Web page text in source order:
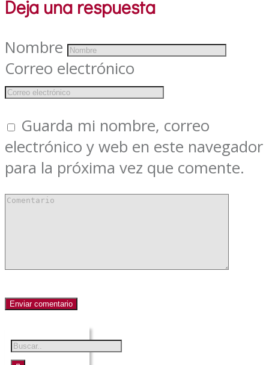
Deja una respuesta
Nombre
Correo electrónico
Guarda mi nombre, correo
electrónico y web en este navegador
para la próxima vez que comente.